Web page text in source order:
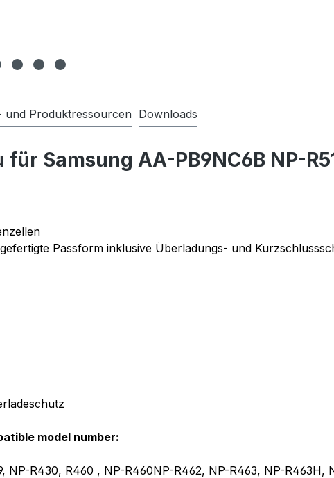
und Produktressourcen Downloads
Samsung AA-PB9NC6B NP-
Passform inklusive Überladungs- und
model number:
NP-R430, R460 , NP-R460NP-R462, NP-R463, NP-